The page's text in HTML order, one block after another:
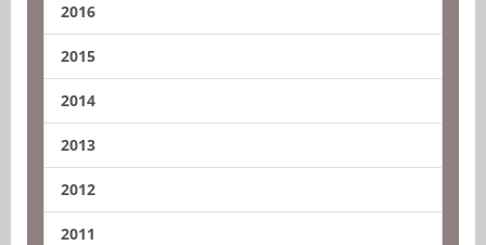
2016
2015
2014
2013
2012
2011